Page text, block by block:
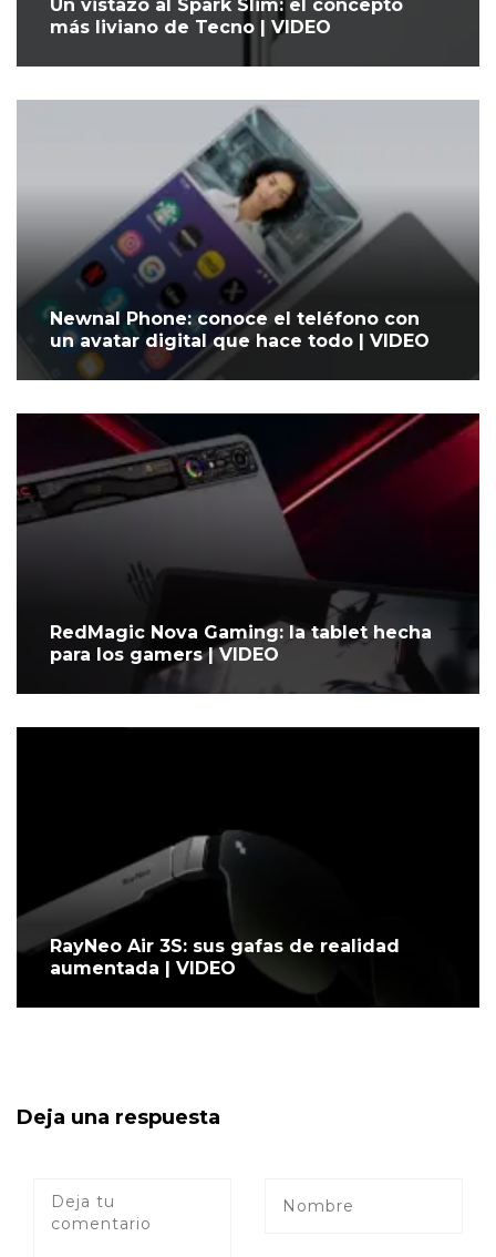
Un vistazo al Spark Slim: el concepto
más liviano de Tecno | VIDEO
Newnal Phone: conoce el teléfono con
un avatar digital que hace todo | VIDEO
RedMagic Nova Gaming: la tablet hecha
para los gamers | VIDEO
RayNeo Air 3S: sus gafas de realidad
aumentada | VIDEO
Deja una respuesta